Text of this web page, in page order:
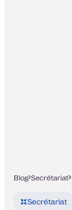
Blog Secrétariat
Secrétariat